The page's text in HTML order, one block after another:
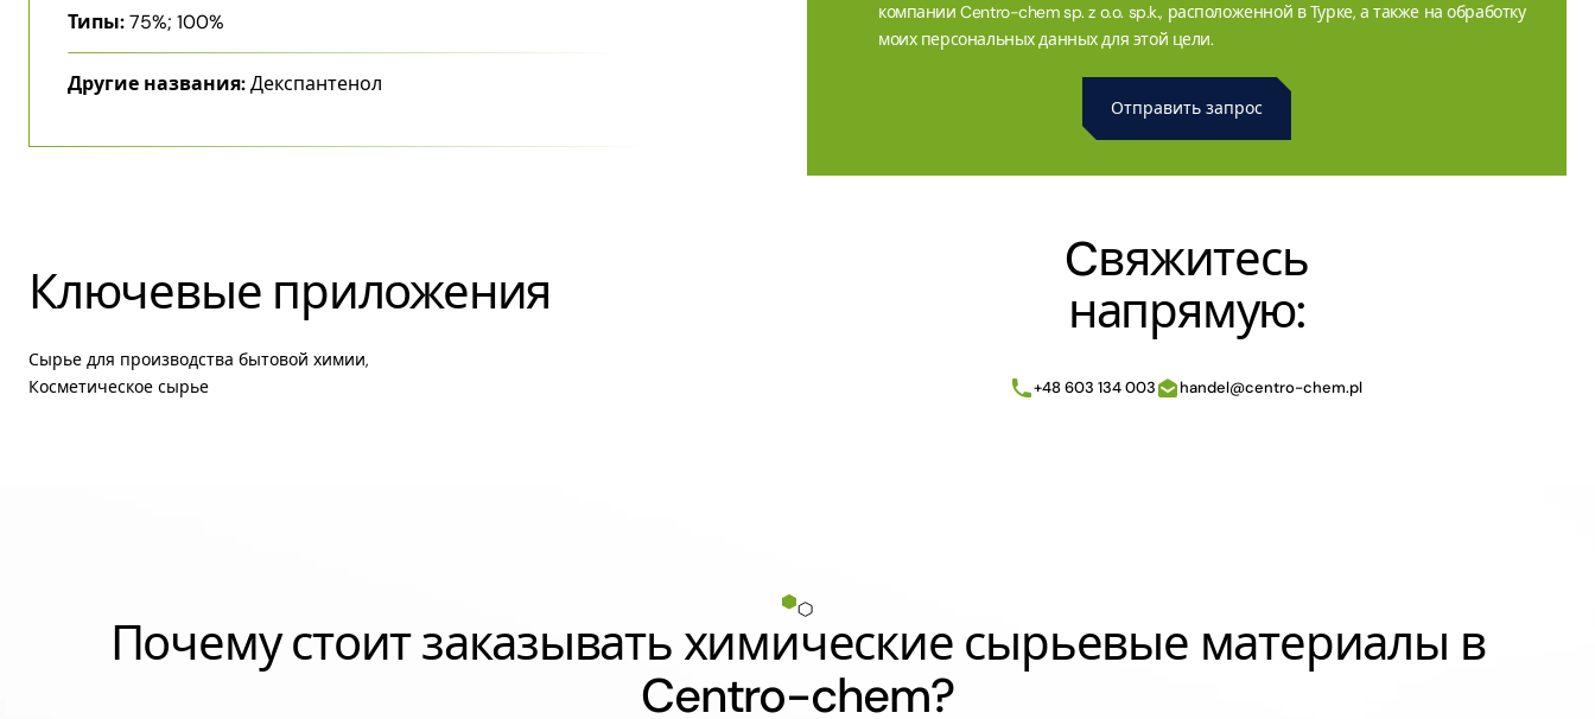
Типы:75%; 100%
Другие названия:Декспантенол
Ключевые приложения
Сырье для производства бытовой химии,
Косметическое сырье
компании Centro-chem sp. z o.o. sp.k., расположенной в Турке, а также на обработку
моих персональных данных для этой цели.
Cвяжитесь
напрямую:
+48 603 134 003 handel@centro-chem.pl
Почему стоит заказывать химические сырьевые материалы в
Centro-chem?